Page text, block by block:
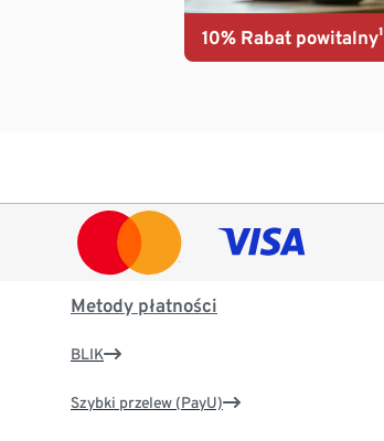
10% Rabat powitalny¹
Metody płatności
BLIK
Szybki przelew (PayU)